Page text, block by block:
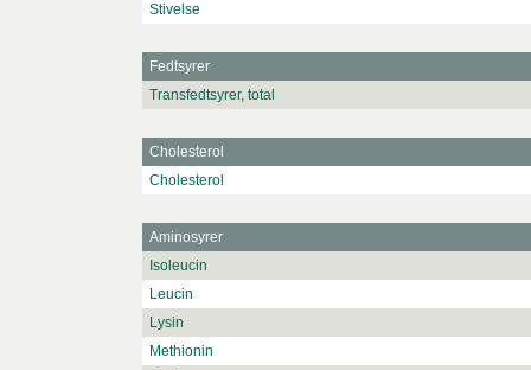
Stivelse
Fedtsyrer
Transfedtsyrer, total
Cholesterol
Cholesterol
Aminosyrer
Isoleucin
Leucin
Lysin
Methionin